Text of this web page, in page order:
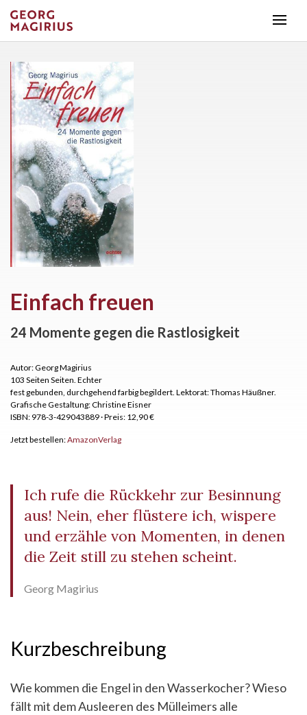
Einfach freuen
24 Momente gegen die Rastlosigkeit
Autor: Georg Magirius
103 Seiten Seiten. Echter
fest gebunden, durchgehend farbig begildert. Lektorat: Thomas Häußner.
Grafische Gestaltung: Christine Eisner
ISBN: 978-3-429043889·Preis: 12,90 €
Jetzt bestellen:AmazonVerlag
Ich rufe die Rückkehr zur Besinnung
aus! Nein, eher flüstere ich, wispere
und erzähle von Momenten, in denen
die Zeit still zu stehen scheint.
Georg Magirius
Kurzbeschreibung
Wie kommen die Engel in den Wasserkocher? Wieso
fällt mit dem Ausleeren des Mülleimers alle